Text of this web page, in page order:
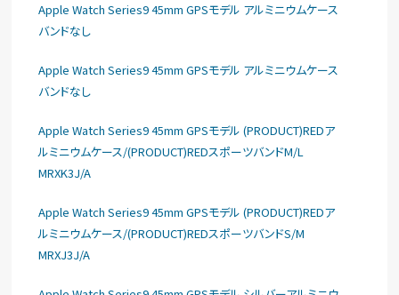
Apple Watch Series9 45mm GPSモデル アルミニウムケース
バンドなし
Apple Watch Series9 45mm GPSモデル アルミニウムケース
バンドなし
Apple Watch Series9 45mm GPSモデル (PRODUCT)REDア
ルミニウムケース/(PRODUCT)REDスポーツバンドM/L
MRXK3J/A
Apple Watch Series9 45mm GPSモデル (PRODUCT)REDア
ルミニウムケース/(PRODUCT)REDスポーツバンドS/M
MRXJ3J/A